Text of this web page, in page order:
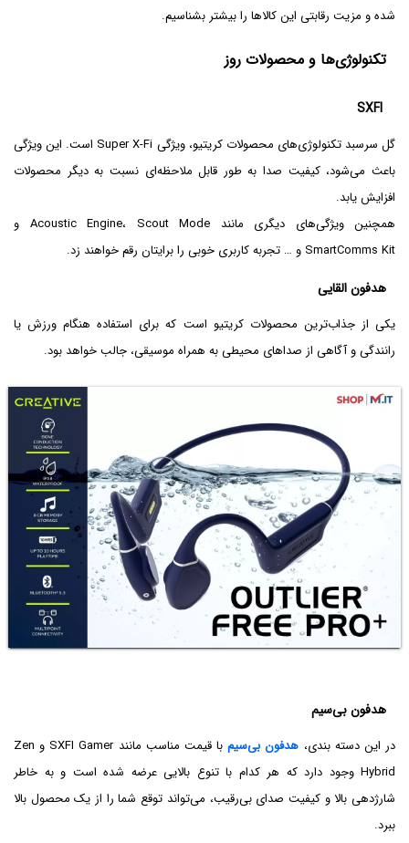
شده و مزیت رقابتی این کالاها را بیشتر بشناسیم.
تکنولوژی‌ها و محصولات روز
گل سرسبد تکنولوژی‌های محصولات کریتیو، ویژگی Super X-Fi است. این ویژگی
باعث می‌شود، کیفیت صدا به طور قابل ملاحظه‌ای نسبت به دیگر محصولات
افزایش یابد.
همچنین ویژگی‌های دیگری مانند Acoustic Engine، Scout Mode و
SmartComms Kit و … تجربه کاربری خوبی را برایتان رقم خواهند زد.
هدفون القایی
یکی از جذاب‌ترین محصولات کریتیو است که برای استفاده هنگام ورزش یا
رانندگی و آگاهی از صداهای محیطی به همراه موسیقی، جالب خواهد بود.
هدفون بی‌سیم
در این دسته بندی، هدفون بی‌سیم
با قیمت مناسب مانند SXFI Gamer و Zen
Hybrid وجود دارد که هر کدام با تنوع بالایی عرضه شده است و به خاطر
شارژدهی بالا و کیفیت صدای بی‌رقیب، می‌تواند توقع شما را از یک محصول بالا
ببرد.